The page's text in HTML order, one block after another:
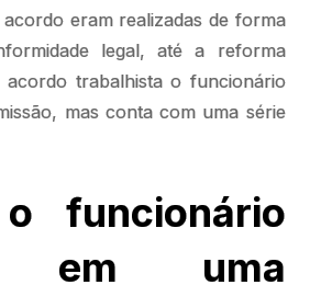
eram realizadas de forma
legal, até a reforma
acordo trabalhista o funcionário
mas conta com uma série
funcionário
em uma